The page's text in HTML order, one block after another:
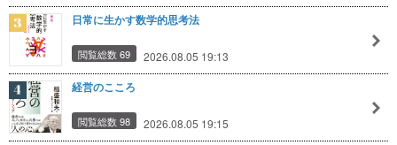
日常に生かす数学的思考法
閲覧総数 69 2026.08.05 19:13
経営のこころ
閲覧総数 98 2026.08.05 19:15